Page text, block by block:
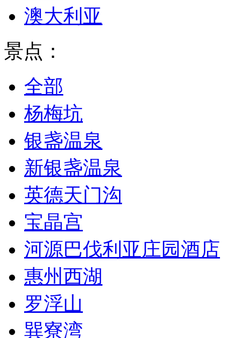
澳大利亚
景点：
全部
杨梅坑
银盏温泉
新银盏温泉
英德天门沟
宝晶宫
河源巴伐利亚庄园酒店
惠州西湖
罗浮山
巽寮湾